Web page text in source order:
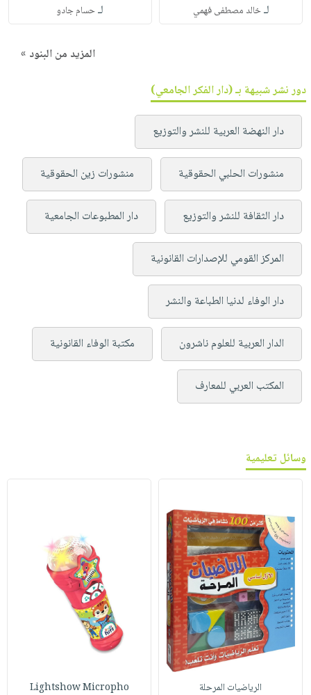
لـخالد مصطفى فهمي لـحسام جادو
المزيد من البنود »
دور نشر شبيهة بـ (دار الفكر الجامعي)
دار النهضة العربية للنشر والتوزيع
منشورات الحلبي الحقوقية منشورات زين الحقوقية
دار الثقافة للنشر والتوزيع دار المطبوعات الجامعية
المركز القومي للإصدارات القانونية
دار الوفاء لدنيا الطباعة والنشر
الدار العربية للعلوم ناشرون مكتبة الوفاء القانونية
المكتب العربي للمعارف
وسائل تعليمية
الرياضيات المرحلة Lightshow Micropho